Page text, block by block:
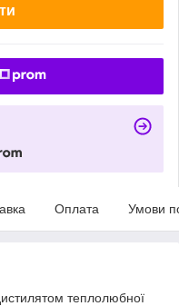
Оплата Умови
теплолюбної